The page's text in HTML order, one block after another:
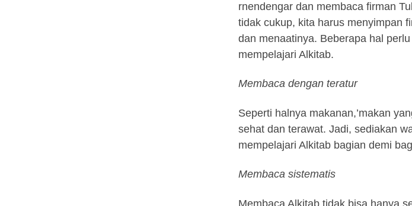
rnendengar dan membaca firman
tidak cukup, kita harus menyimpan
dan menaatinya. Beberapa hal
mempelajari Alkitab.
Membaca dengan teratur
Seperti halnya makanan,’makan
sehat dan terawat. Jadi, sediakan
mempelajari Alkitab bagian demi
Membaca sistematis
Membaca Alkitab tidak bisa hanya